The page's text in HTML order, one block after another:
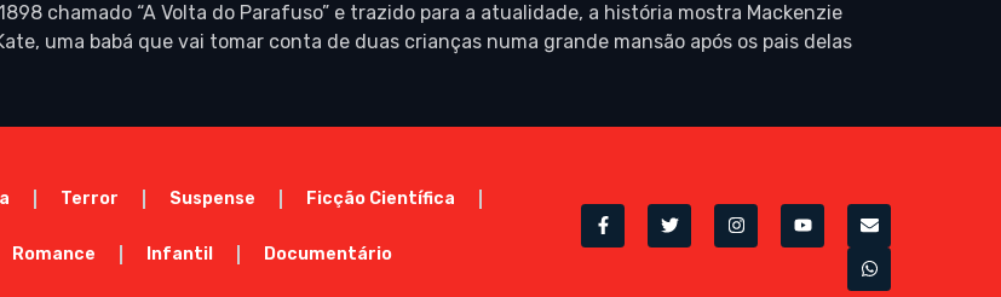
chamado “A Volta do Parafuso” e trazido para a atualidade, a história mostra Mackenzie
uma babá que vai tomar conta de duas crianças numa grande mansão após os pais delas
Terror Suspense Ficção Científica
Romance Infantil Documentário